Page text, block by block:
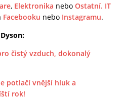
, Elektronika nebo Ostatní. IT
Facebooku nebo Instagramu.
čistý vzduch, dokonalý
potlačí vnější hluk a
rok!